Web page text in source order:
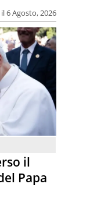
6 Agosto, 2026
il
Papa